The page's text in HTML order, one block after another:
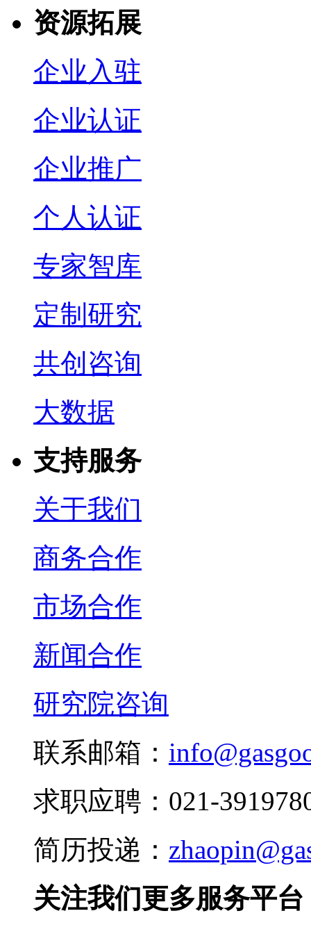
资源拓展
企业入驻
企业认证
企业推广
个人认证
专家智库
定制研究
共创咨询
大数据
支持服务
关于我们
商务合作
市场合作
新闻合作
研究院咨询
联系邮箱：
求职应聘：021-
简历投递：
关注我们更多服务平台